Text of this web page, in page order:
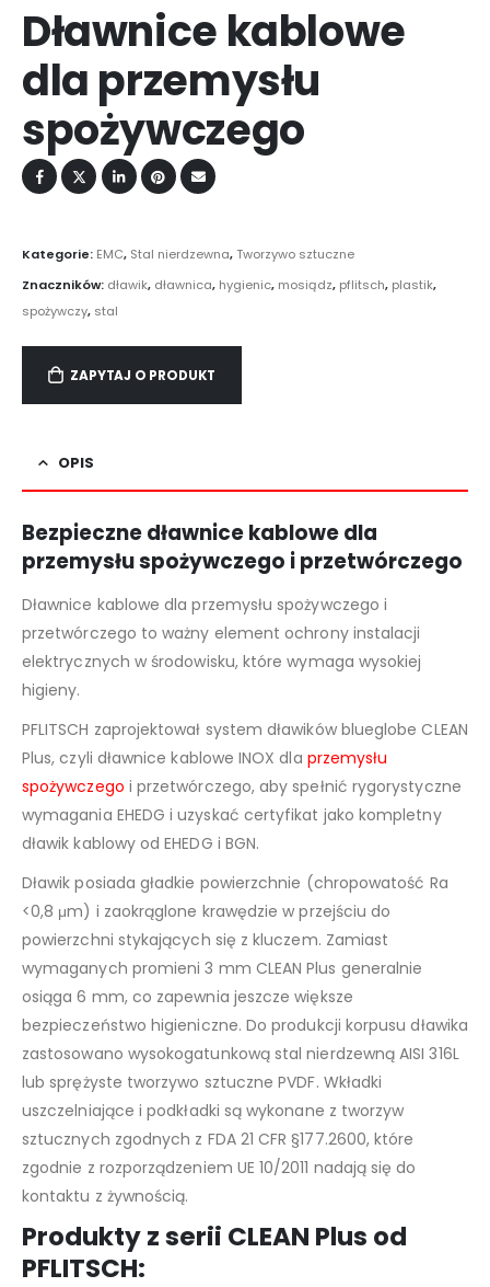
Dławnice kablowe
dla przemysłu
spożywczego
Kategorie: EMC, Stal nierdzewna,Tworzywo sztuczne
Znaczników: dławik, dławnica, hygienic, mosiądz, pflitsch, plastik,
spożywczy, stal
ZAPYTAJ O PRODUKT
OPIS
Bezpieczne dławnice kablowe dla
przemysłu spożywczego i przetwórczego
Dławnice kablowe dla przemysłu spożywczego i
przetwórczego to ważny element ochrony instalacji
elektrycznych w środowisku, które wymaga wysokiej
higieny.
PFLITSCH zaprojektował system dławików blueglobe CLEAN
Plus, czyli dławnice kablowe INOX dla przemysłu
spożywczego i przetwórczego, aby spełnić rygorystyczne
wymagania EHEDG i uzyskać certyfikat jako kompletny
dławik kablowy od EHEDG i BGN.
Dławik posiada gładkie powierzchnie (chropowatość Ra
<0,8 μm) i zaokrąglone krawędzie w przejściu do
powierzchni stykających się z kluczem. Zamiast
wymaganych promieni 3 mm CLEAN Plus generalnie
osiąga 6 mm, co zapewnia jeszcze większe
bezpieczeństwo higieniczne. Do produkcji korpusu dławika
zastosowano wysokogatunkową stal nierdzewną AISI 316L
lub sprężyste tworzywo sztuczne PVDF. Wkładki
uszczelniające i podkładki są wykonane z tworzyw
sztucznych zgodnych z FDA 21 CFR §177.2600, które
zgodnie z rozporządzeniem UE 10/2011 nadają się do
kontaktu z żywnością.
Produkty z serii CLEAN Plus od
PFLITSCH: